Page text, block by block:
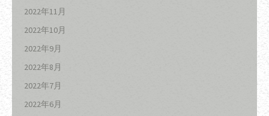
2022年11月
2022年10月
2022年9月
2022年8月
2022年7月
2022年6月